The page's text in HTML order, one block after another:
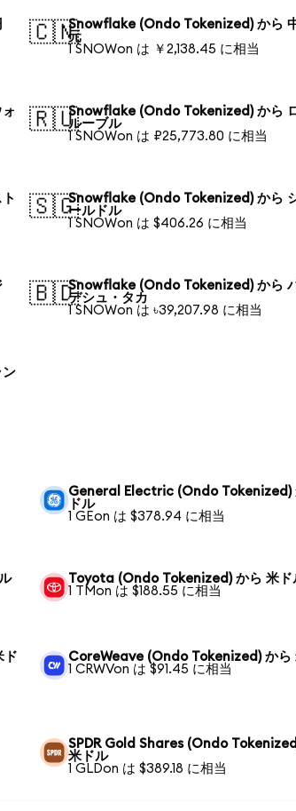
🇨🇳Snowflake (Ondo Tokenized) から
元
1 SNOWon は ￥2,138.45 に相当
🇷🇺Snowflake (Ondo Tokenized) から
ルーブル
1 SNOWon は ₽25,773.80 に相当
🇸🇬Snowflake (Ondo Tokenized) から
ールドル
1 SNOWon は $406.26 に相当
🇧🇩Snowflake (Ondo Tokenized) から
デシュ・タカ
1 SNOWon は ৳39,207.98 に相当
General Electric (Ondo Tokenized)
ドル
1 GEon は $378.94 に相当
Toyota (Ondo Tokenized) から 米ド
1 TMon は $188.55 に相当
ド
CoreWeave (Ondo Tokenized) から
1 CRWVon は $91.45 に相当
SPDR Gold Shares (Ondo
米ドル
1 GLDon は $389.18 に相当